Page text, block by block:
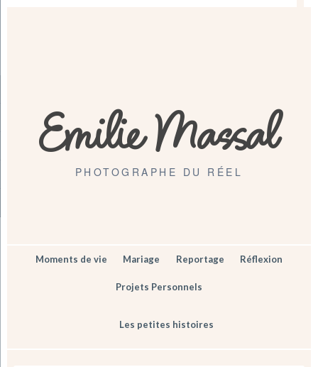
Emilie Massal
PHOTOGRAPHE DU RÉEL
Moments de vie Mariage Reportage Réflexion
Projets Personnels
Les petites histoires